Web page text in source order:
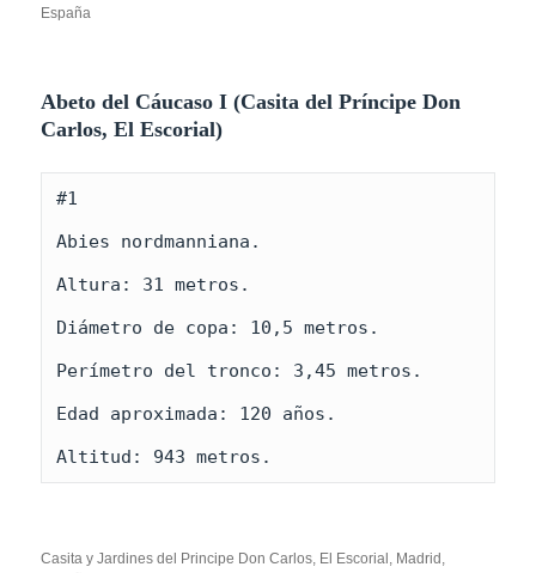
España
Abeto del Cáucaso I (Casita del Príncipe Don
Carlos, El Escorial)
#1
Abies nordmanniana.
Altura: 31 metros.
Diámetro de copa: 10,5 metros.
Perímetro del tronco: 3,45 metros.
Edad aproximada: 120 años.
Altitud: 943 metros.
Casita y Jardines del Principe Don Carlos, El Escorial, Madrid,